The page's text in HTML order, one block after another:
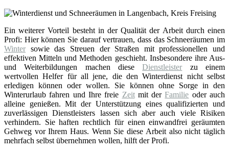
Ein weiterer Vorteil besteht in der Qualität der Arbeit durch einen
Profi: Hier können Sie darauf vertrauen, dass das Schneeräumen im
Winter sowie das Streuen der Straßen mit professionellen und
effektiven Mitteln und Methoden geschieht. Insbesondere ihre Aus-
und Weiterbildungen machen dieseDienstleister zu einem
wertvollen Helfer für all jene, die den Winterdienst nicht selbst
erledigen können oder wollen. Sie können ohne Sorge in den
Winterurlaub fahren und Ihre freie Zeitmit derFamilie oder auch
alleine genießen. Mit der Unterstützung eines qualifizierten und
zuverlässigen Dienstleisters lassen sich aber auch viele Risiken
verhindern. Sie haften rechtlich für einen einwandfrei geräumten
Gehweg vor Ihrem Haus. Wenn Sie diese Arbeit also nicht täglich
mehrfach selbst übernehmen wollen, hilft der Profi.